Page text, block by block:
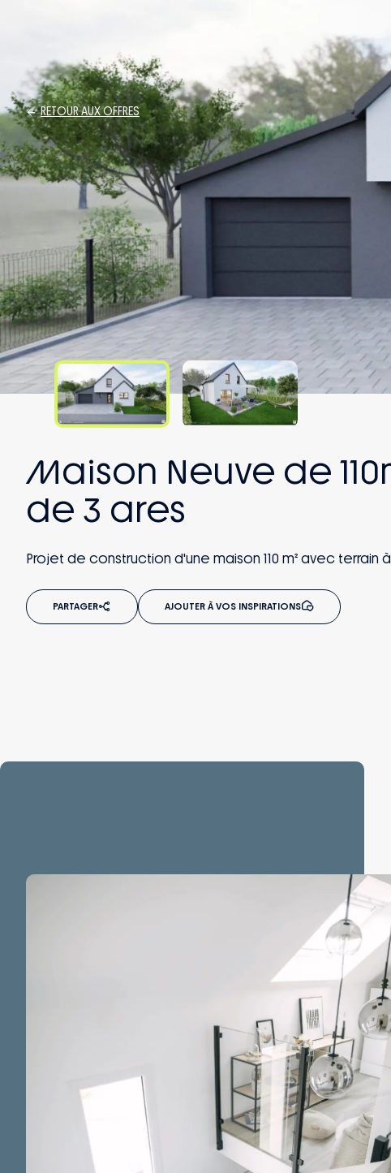
RETOUR AUX OFFRES
Maison Neuve de
de 3 ares
Projet de construction d'une maison 110 m² avec terrain à
PARTAGER AJOUTER À VOS INSPIRATIONS